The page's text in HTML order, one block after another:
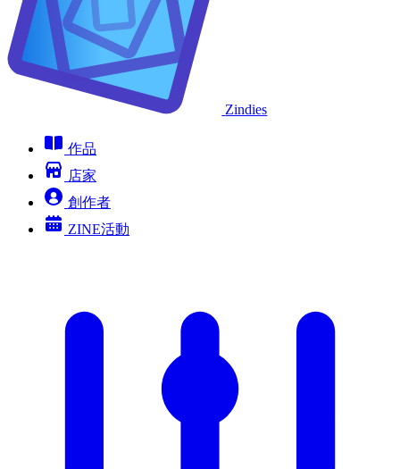
Zindies
作品
店家
創作者
ZINE活動